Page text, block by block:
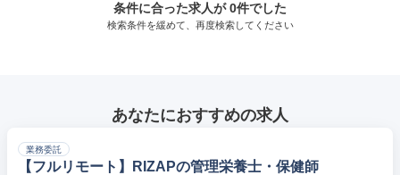
条件に合った求人が 0件でした
検索条件を緩めて、再度検索してください
あなたにおすすめの求人
業務委託
【フルリモート】RIZAPの管理栄養士・保健師